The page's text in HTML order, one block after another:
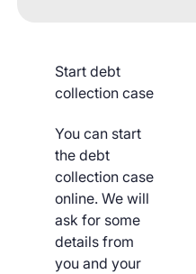
Start debt
collection case
You can start
the debt
collection case
online. We will
ask for some
details from
you and your